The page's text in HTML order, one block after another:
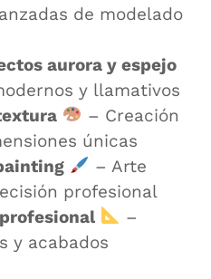
de modelado
aurora y espejo
y llamativos
– Creación
únicas
– Arte
profesional
–
y acabados